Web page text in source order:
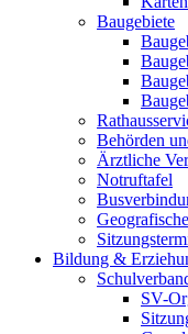
Baugebiete
Behörden
Ärztliche
Notruftafel
Bildung &
SV-